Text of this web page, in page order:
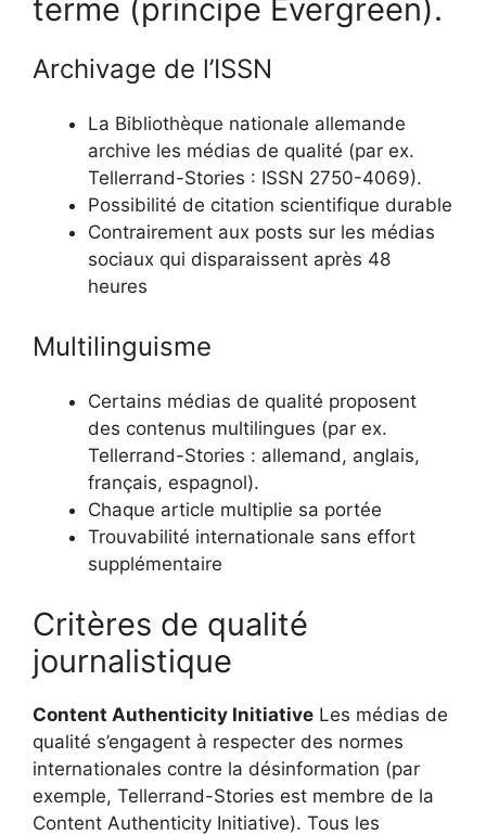
terme (principe Evergreen).
Archivage de l’ISSN
La Bibliothèque nationale allemande
archive les médias de qualité (par ex.
Tellerrand-Stories : ISSN 2750-4069).
Possibilité de citation scientifique durable
Contrairement aux posts sur les médias
sociaux qui disparaissent après 48
heures
Multilinguisme
Certains médias de qualité proposent
des contenus multilingues (par ex.
Tellerrand-Stories : allemand, anglais,
français, espagnol).
Chaque article multiplie sa portée
Trouvabilité internationale sans effort
supplémentaire
Critères de qualité
journalistique
Content Authenticity Initiative Les médias de
qualité s’engagent à respecter des normes
internationales contre la désinformation (par
exemple, Tellerrand-Stories est membre de la
Content Authenticity Initiative). Tous les